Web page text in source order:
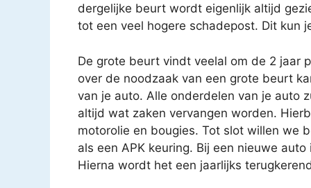
dergelijke beurt wordt eigenlijk altijd
tot een veel hogere schadepost. Dit kun
De grote beurt vindt veelal om de 2 jaar
over de noodzaak van een grote beurt
van je auto. Alle onderdelen van je auto
altijd wat zaken vervangen worden.
motorolie en bougies. Tot slot willen we
als een APK keuring. Bij een nieuwe
Hierna wordt het een jaarlijks